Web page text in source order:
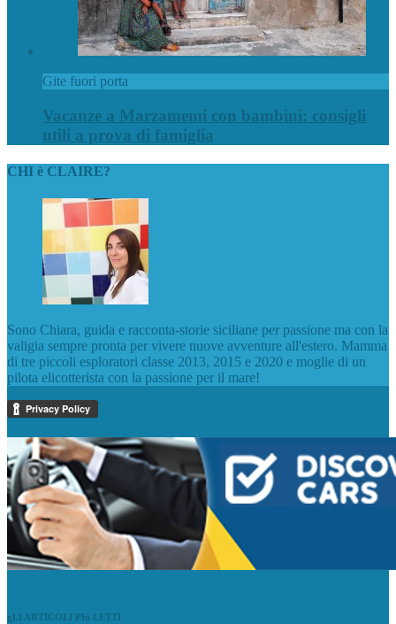
Gite fuori porta
Vacanze a Marzamemi con bambini: consigli
utili a prova di famiglia
CHI è CLAIRE?
Sono Chiara, guida e racconta-storie siciliane per passione ma con la
valigia sempre pronta per vivere nuove avventure all'estero. Mamma
di tre piccoli esploratori classe 2013, 2015 e 2020 e moglie di un
pilota elicotterista con la passione per il mare!
gLI ARTICOLI PIù LETTI